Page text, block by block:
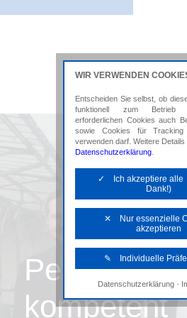
Persönlich,
kompetent
WIR VERWENDEN
Entscheiden Sie selbst, ob
funktionell zum Betrieb
erforderlichen Cookies auch
sowie Cookies für Tracking
verwenden darf. Weitere Details
Datenschutzerklärung
✓ Ich akzeptiere
Dank!)
✕ Nur essenzielle
akzeptieren
✎ Individuelle
Notwendige Cookies
Diese Cookies sind
grundlegende
Datenschutzerklärung·